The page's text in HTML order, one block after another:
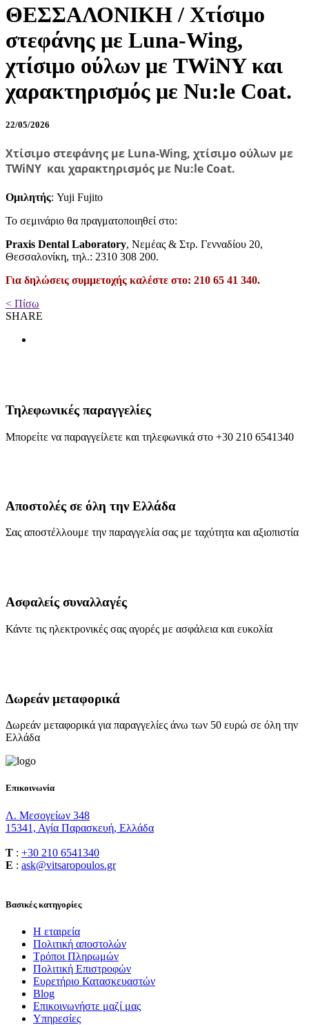
ΘΕΣΣΑΛΟΝΙΚΗ / Χτίσιμο
στεφάνης με Luna-Wing,
χτίσιμο ούλων με TWiNY και
χαρακτηρισμός με Νu:le Coat.
22/05/2026
Χτίσιμο στεφάνης με Luna-Wing, χτίσιμο ούλων με
TWiNY και χαρακτηρισμός με Νu:le Coat.
Ομιλητής: Yuji Fujito
Το σεμινάριο θα πραγματοποιηθεί στο:
Praxis Dental Laboratory, Νεμέας & Στρ. Γενναδίου 20,
Θεσσαλονίκη, τηλ.: 2310 308 200.
Για δηλώσεις συμμετοχής καλέστε στο: 210 65 41 340.
< Πίσω
SHARE
Τηλεφωνικές παραγγελίες
Μπορείτε να παραγγείλετε και τηλεφωνικά στο +30 210 6541340
Αποστολές σε όλη την Ελλάδα
Σας αποστέλλουμε την παραγγελία σας με ταχύτητα και αξιοπιστία
Ασφαλείς συναλλαγές
Κάντε τις ηλεκτρονικές σας αγορές με ασφάλεια και ευκολία
Δωρεάν μεταφορικά
Δωρεάν μεταφορικά για παραγγελίες άνω των 50 ευρώ σε όλη την
Ελλάδα
Επικοινωνία
Λ. Μεσογείων 348
15341, Αγία Παρασκευή, Ελλάδα
T : +30 210 6541340
E : ask@vitsaropoulos.gr
Βασικές κατηγορίες
Η εταιρεία
Πολιτική αποστολών
Τρόποι Πληρωμών
Πολιτική Επιστροφών
Ευρετήριο Κατασκευαστών
Blog
Επικοινωνήστε μαζί μας
Υπηρεσίες